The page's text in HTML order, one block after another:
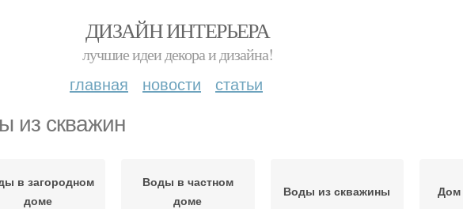
ДИЗАЙН ИНТЕРЬЕРА
лучшие идеи декора и дизайна!
главная новости статьи
из скважин
в загородном
доме
Воды в частном
доме
Воды из скважины Дом